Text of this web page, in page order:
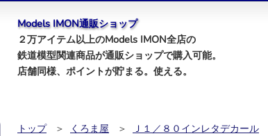
Models IMON通販ショップ
２万アイテム以上のModels IMON全店の
鉄道模型関連商品が通販ショップで購入可能。
店舗同様、ポイントが貯まる。使える。
トップ ＞ くろま屋 ＞ Ｊ１／８０インレタデカール